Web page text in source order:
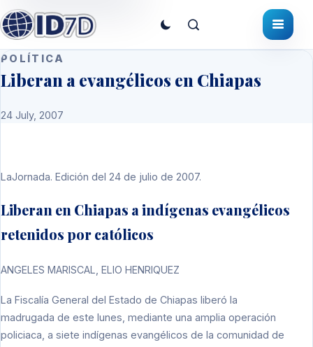
POLÍTICA
Liberan a evangélicos en Chiapas
24 July, 2007
LaJornada. Edición del 24 de julio de 2007.
Liberan en Chiapas a indígenas evangélicos
retenidos por católicos
ANGELES MARISCAL, ELIO HENRIQUEZ
La Fiscalía General del Estado de Chiapas liberó la
madrugada de este lunes, mediante una amplia operación
policiaca, a siete indígenas evangélicos de la comunidad de